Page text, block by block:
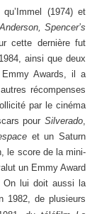
(1974) et
Spencer’s
cette dernière fut
ainsi que deux
Awards, il a
récompenses
par le cinéma
pour Silverado,
et un Saturn
le score de la mini-
un Emmy Award
On lui doit aussi la
1982, de plusieurs